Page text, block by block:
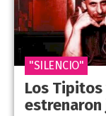
Los Tipitos
estrenaron
"SILENCIO"